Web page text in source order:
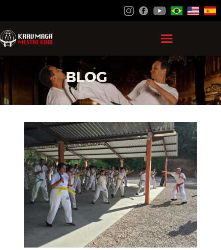
BLOG
HOME
GRÃO MESTRE KOBI
KRAV MAGA
FEDERAÇÃO
ACADEMIAS
CONTATO
ÁREA DO ALUNO